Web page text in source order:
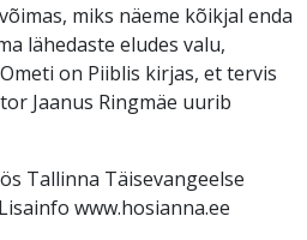
miks näeme kõikjal enda
lähedaste eludes valu,
on Piiblis kirjas, et tervis
Jaanus Ringmäe uurib
Tallinna Täisevangeelse
www.hosianna.ee